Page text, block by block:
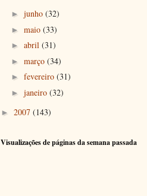
► junho (32)
► maio (33)
► abril (31)
► março (34)
► fevereiro (31)
► janeiro (32)
► 2007 (143)
Visualizações de páginas da semana passada